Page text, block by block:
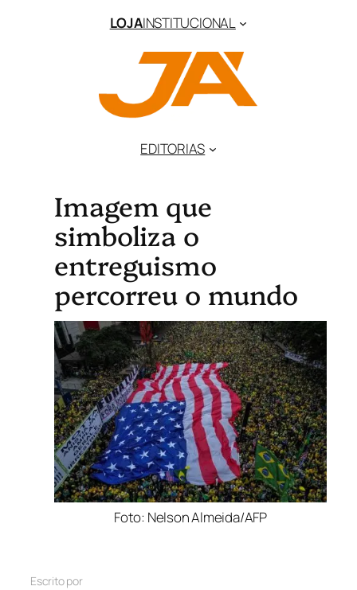
LOJAINSTITUCIONAL
EDITORIAS
Imagem que
simboliza o
entreguismo
percorreu o mundo
Foto: Nelson Almeida/AFP
Escrito por